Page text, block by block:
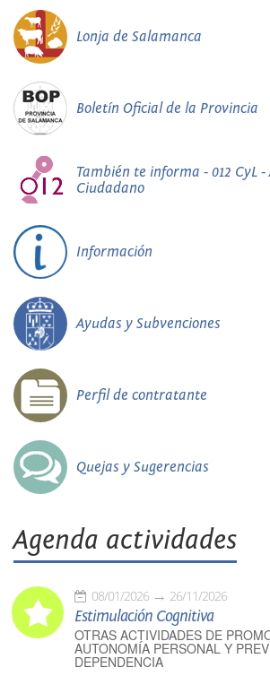
Lonja de Salamanca
Boletín Oficial de la Provincia
También te informa - 012 CyL
Ciudadano
Información
Ayudas y Subvenciones
Perfil de contratante
Quejas y Sugerencias
Agenda actividades
08/01/2026 26/11/2026
Estimulación Cognitiva
OTRAS ACTIVIDADES DE
AUTONOMÍA PERSONAL Y
DEPENDENCIA